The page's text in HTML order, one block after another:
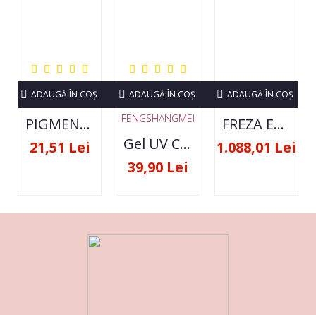
PIGMENT NEON SET 12 CULORI
21,51 Lei
ADAUGĂ ÎN COŞ
FENGSHANGMEI
Gel UV Constructie FSM 50ML - 07
39,90 Lei
ADAUGĂ ÎN COŞ
FREZA ELECTRICA STRONG 210 35000 RPM- ORIGINALA
1.088,01 Lei
ADAUGĂ ÎN COŞ